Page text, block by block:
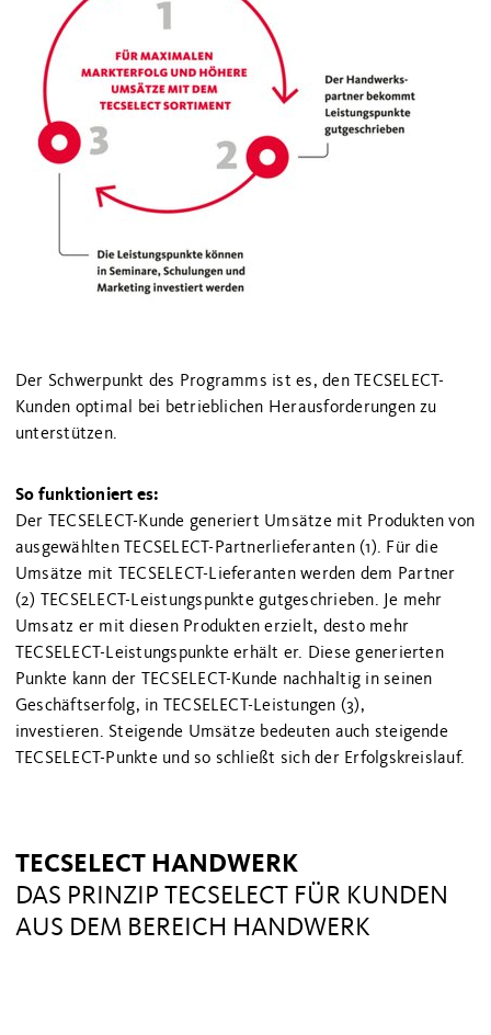
Der Schwerpunkt des Programms ist es, den TECSELECT-
Kunden optimal bei betrieblichen Herausforderungen zu
unterstützen.
So funktioniert es:
Der TECSELECT-Kunde generiert Umsätze mit Produkten von
ausgewählten TECSELECT-Partnerlieferanten (1). Für die
Umsätze mit TECSELECT-Lieferanten werden dem Partner
(2) TECSELECT-Leistungspunkte gutgeschrieben. Je mehr
Umsatz er mit diesen Produkten erzielt, desto mehr
TECSELECT-Leistungspunkte erhält er. Diese generierten
Punkte kann der TECSELECT-Kunde nachhaltig in seinen
Geschäftserfolg, in TECSELECT-Leistungen (3),
investieren. Steigende Umsätze bedeuten auch steigende
TECSELECT-Punkte und so schließt sich der Erfolgskreislauf.
TECSELECT HANDWERK
DAS PRINZIP TECSELECT FÜR KUNDEN
AUS DEM BEREICH HANDWERK